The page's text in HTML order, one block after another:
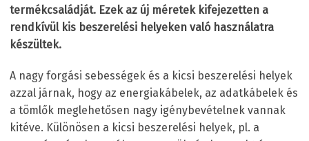
termékcsaládját. Ezek az új méretek kifejezetten a
rendkívül kis beszerelési helyeken való használatra
készültek.
A nagy forgási sebességek és a kicsi beszerelési helyek
azzal járnak, hogy az energiakábelek, az adatkábelek és
a tömlők meglehetősen nagy igénybevételnek vannak
kitéve. Különösen a kicsi beszerelési helyek, pl. a